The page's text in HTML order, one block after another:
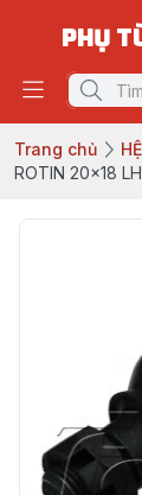
PHỤ
Trang chủ
ROTIN 20x18